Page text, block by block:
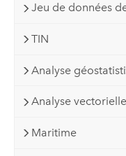
Jeu de données
TIN
Analyse
Analyse vectorielle
Maritime